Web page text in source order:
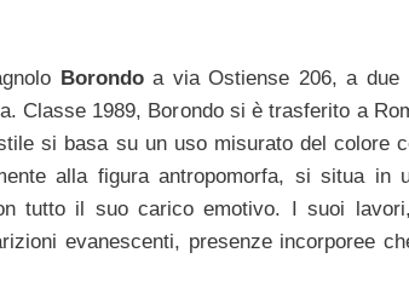
Borondoa via Ostiense 206, a due
Classe 1989, Borondo si è trasferito a
si basa su un uso misurato del colore
alla figura antropomorfa, si situa in
tutto il suo carico emotivo. I suoi
evanescenti, presenze incorporee